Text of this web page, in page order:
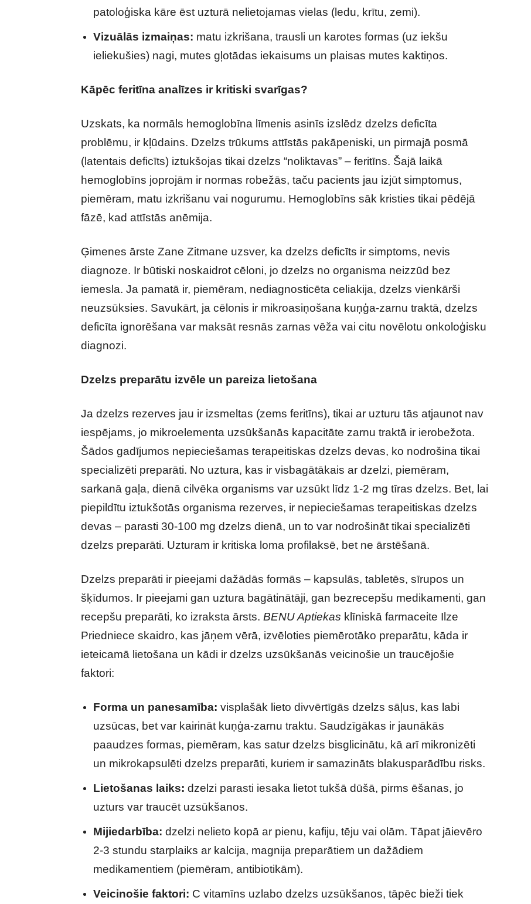
patoloģiska kāre ēst uzturā nelietojamas vielas (ledu, krītu, zemi).
Vizuālās izmaiņas: matu izkrišana, trausli un karotes formas (uz iekšu
ieliekušies) nagi, mutes gļotādas iekaisums un plaisas mutes kaktiņos.
Kāpēc feritīna analīzes ir kritiski svarīgas?
Uzskats, ka normāls hemoglobīna līmenis asinīs izslēdz dzelzs deficīta
problēmu, ir kļūdains. Dzelzs trūkums attīstās pakāpeniski, un pirmajā posmā
(latentais deficīts) iztukšojas tikai dzelzs “noliktavas” – feritīns. Šajā laikā
hemoglobīns joprojām ir normas robežās, taču pacients jau izjūt simptomus,
piemēram, matu izkrišanu vai nogurumu. Hemoglobīns sāk kristies tikai pēdējā
fāzē, kad attīstās anēmija.
Ģimenes ārste Zane Zitmane uzsver, ka dzelzs deficīts ir simptoms, nevis
diagnoze. Ir būtiski noskaidrot cēloni, jo dzelzs no organisma neizzūd bez
iemesla. Ja pamatā ir, piemēram, nediagnosticēta celiakija, dzelzs vienkārši
neuzsūksies. Savukārt, ja cēlonis ir mikroasiņošana kuņģa-zarnu traktā, dzelzs
deficīta ignorēšana var maksāt resnās zarnas vēža vai citu novēlotu onkoloģisku
diagnozi.
Dzelzs preparātu izvēle un pareiza lietošana
Ja dzelzs rezerves jau ir izsmeltas (zems feritīns), tikai ar uzturu tās atjaunot nav
iespējams, jo mikroelementa uzsūkšanās kapacitāte zarnu traktā ir ierobežota.
Šādos gadījumos nepieciešamas terapeitiskas dzelzs devas, ko nodrošina tikai
specializēti preparāti. No uztura, kas ir visbagātākais ar dzelzi, piemēram,
sarkanā gaļa, dienā cilvēka organisms var uzsūkt līdz 1-2 mg tīras dzelzs. Bet, lai
piepildītu iztukšotās organisma rezerves, ir nepieciešamas terapeitiskas dzelzs
devas – parasti 30-100 mg dzelzs dienā, un to var nodrošināt tikai specializēti
dzelzs preparāti. Uzturam ir kritiska loma profilaksē, bet ne ārstēšanā.
Dzelzs preparāti ir pieejami dažādās formās – kapsulās, tabletēs, sīrupos un
šķīdumos. Ir pieejami gan uztura bagātinātāji, gan bezrecepšu medikamenti, gan
recepšu preparāti, ko izraksta ārsts. BENU Aptiekas klīniskā farmaceite Ilze
Priedniece skaidro, kas jāņem vērā, izvēloties piemērotāko preparātu, kāda ir
ieteicamā lietošana un kādi ir dzelzs uzsūkšanās veicinošie un traucējošie
faktori:
Forma un panesamība: visplašāk lieto divvērtīgās dzelzs sāļus, kas labi
uzsūcas, bet var kairināt kuņģa-zarnu traktu. Saudzīgākas ir jaunākās
paaudzes formas, piemēram, kas satur dzelzs bisglicinātu, kā arī mikronizēti
un mikrokapsulēti dzelzs preparāti, kuriem ir samazināts blakusparādību risks.
Lietošanas laiks: dzelzi parasti iesaka lietot tukšā dūšā, pirms ēšanas, jo
uzturs var traucēt uzsūkšanos.
Mijiedarbība: dzelzi nelieto kopā ar pienu, kafiju, tēju vai olām. Tāpat jāievēro
2-3 stundu starplaiks ar kalcija, magnija preparātiem un dažādiem
medikamentiem (piemēram, antibiotikām).
Veicinošie faktori: C vitamīns uzlabo dzelzs uzsūkšanos, tāpēc bieži tiek